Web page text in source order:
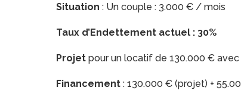
Situation : Un couple : 3.000 € /
Taux d’Endettement actuel : 30%
Projet pour un locatif de 130.000 €
Financement: 130.000 € (projet) +